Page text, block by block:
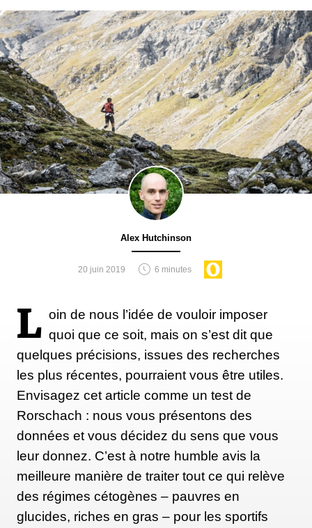
Alex Hutchinson
20 juin 2019 6 minutes
L oin de nous l’idée de vouloir imposer
quoi que ce soit, mais on s’est dit que
quelques précisions, issues des recherches
les plus récentes, pourraient vous être utiles.
Envisagez cet article comme un test de
Rorschach : nous vous présentons des
données et vous décidez du sens que vous
leur donnez. C’est à notre humble avis la
meilleure manière de traiter tout ce qui relève
des régimes cétogènes – pauvres en
glucides, riches en gras – pour les sportifs